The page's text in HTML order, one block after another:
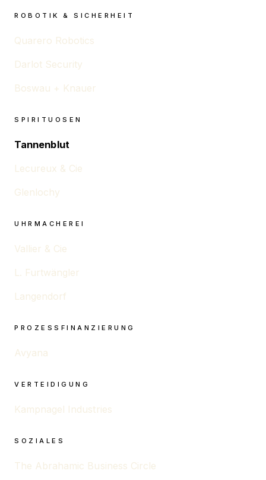
ROBOTIK & SICHERHEIT
Quarero Robotics
Darlot Security
Boswau + Knauer
SPIRITUOSEN
Tannenblut
Lecureux & Cie
Glenlochy
UHRMACHEREI
Vallier & Cie
L. Furtwängler
Langendorf
PROZESSFINANZIERUNG
Avyana
VERTEIDIGUNG
Kampnagel Industries
SOZIALES
The Abrahamic Business Circle